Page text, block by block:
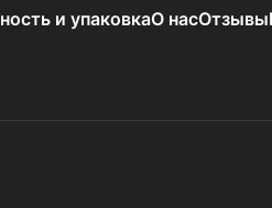
и упаковкаО насОтзывы